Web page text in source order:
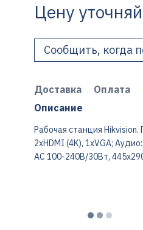
Цену
Сообщить, когда
Доставка Оплата
Описание
Рабочая станция
2xHDMI (4K), 1xVGA;
AC 100-240В/30Bт,